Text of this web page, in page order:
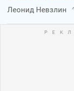
Леонид Невзлин